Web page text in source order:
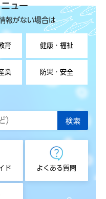
ュー
報がない場合は
育 健康・福祉
業 防災・安全
ド よくある質問